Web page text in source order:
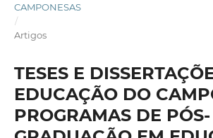
CAMPONESAS
/
Artigos
TESES E
EDUCAÇÃO DO
PROGRAMAS DE PÓS-